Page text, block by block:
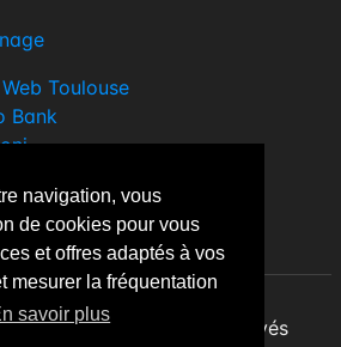
navigation, vous
de cookies pour vous
et offres adaptés à vos
mesurer la fréquentation
savoir plus
Toulouse
Bank
© 2026 - Tous droits réservés